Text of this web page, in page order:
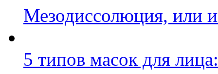
Мезодиссолюция, или
5 типов масок для